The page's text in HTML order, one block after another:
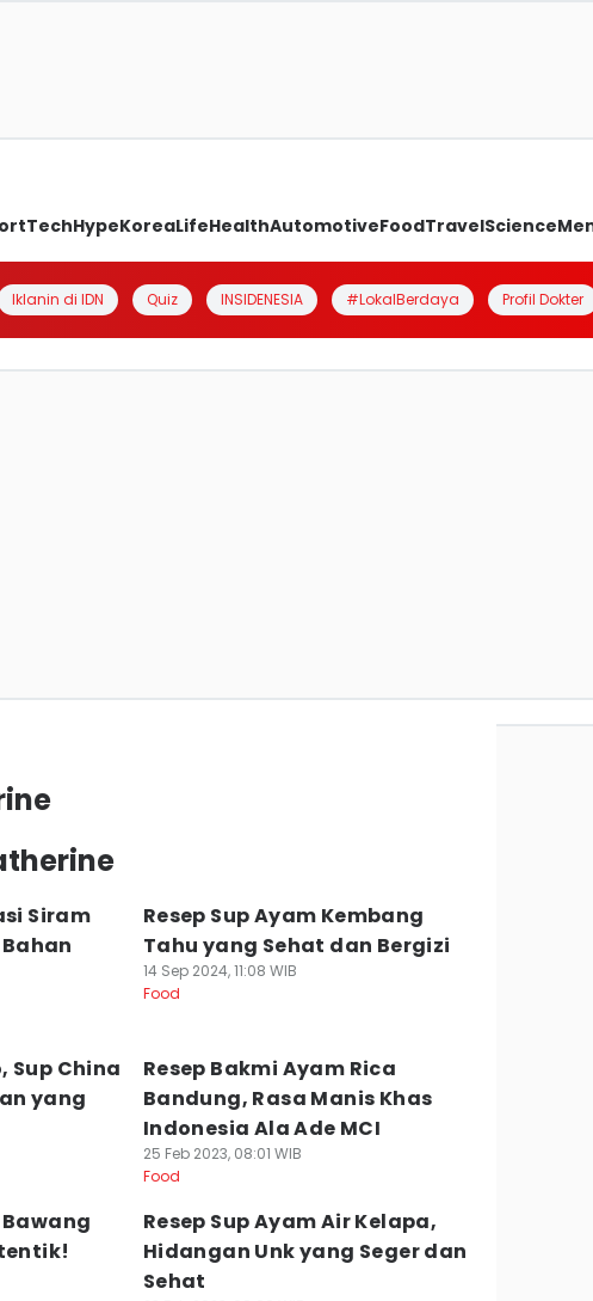
TechHypeKoreaLifeHealthAutomotiveFoodTravelScience
Iklanin di IDN Quiz INSIDENESIA #LokalBerdaya Profil Dokter
Siram
Resep Sup Ayam Kembang
Tahu yang Sehat dan Bergizi
14 Sep 2024, 11:08 WIB
Food
Sup China
yang
Resep Bakmi Ayam Rica
Bandung, Rasa Manis Khas
Indonesia Ala Ade MCI
25 Feb 2023, 08:01 WIB
Food
Bawang
Resep Sup Ayam Air Kelapa,
Hidangan Unk yang Seger dan
Sehat